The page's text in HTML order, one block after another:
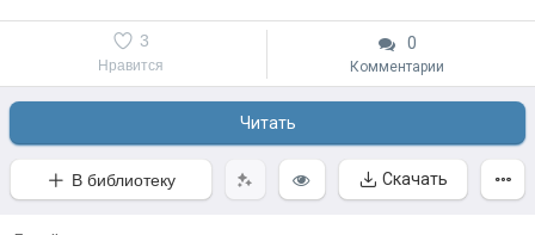
Нравится
3 0
Комментарии
Читать
В библиотеку Скачать